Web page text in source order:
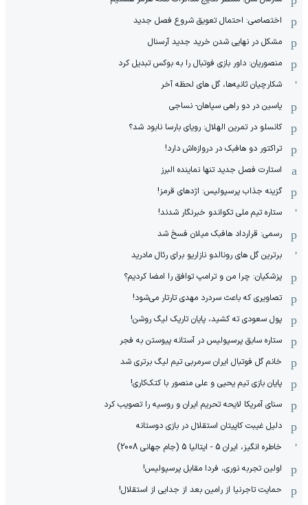
اختصاصی: احتمال تعویق شروع فصل جدید
مشکل در نهایی شدن خرید جدید آرسنال
منصوریان: داور بازی فوتبال را به بوکس تبدیل کرد
شکارچیان ثانیه‌ها، گل های لحظه آخر
یاسین در دو راهی سپاهان- نساجی
کانسلو در تمرین الهلال: رویای بارسا نابود شد؟
تراکتور دو هافبک در دروازه‌اش دارد!
استارت فصل جدید تنها نماینده البرز
گزینه جذاب پرسپولیس: اژدهای قرمز!
ستاره تیم ملی تکواندو خبرنگار شدند!
رسمی: قرارداد هافبک میلان فسخ شد
برترین گل های رونالدو نازاریو برای رئال مادرید
پزشکیان: چرا من و ترامپ توافق را امضا کردیم؟
تصاویری که باعث سردرد مهدی تارتار می‌شود!
پول سعودی ته کشید، پایان تاریک لیگ روشن!
ستاره سابق پرسپولیس در آستانه پیوستن به فجر
خانم گل فوتبال ایران سرمربی تیم لیگ برتری شد
پایان بازی تیم یحیی و علی منصور با کتک‌کاری!
سنای آمریکا لایحه تحریم ایران و روسیه را تصویب کرد
دلیل غیبت کاپیتان استقلال در بازی دوستانه
خاطره انگیز، ایران 5 - ایتالیا 5 (جام جهانی 2008)
اولین تجربه نوری، فردا مقابل پرسپولیس!
حمایت تاجرنیا از رامین بعد از جدایی از استقلال!